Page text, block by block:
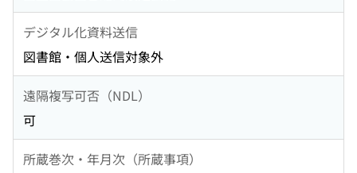
デジタル化資料送信
図書館・個人送信対象外
遠隔複写可否（NDL）
可
所蔵巻次・年月次（所蔵事項）